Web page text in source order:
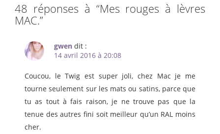
48 réponses à “Mes rouges à lèvres
MAC.”
gwen dit :
14 avril 2016 à 20:08
Coucou, le Twig est super joli, chez Mac je me
tourne seulement sur les mats ou satins, parce que
tu as tout à fais raison, je ne trouve pas que la
tenue des autres fini soit meilleur qu’un RAL moins
cher.